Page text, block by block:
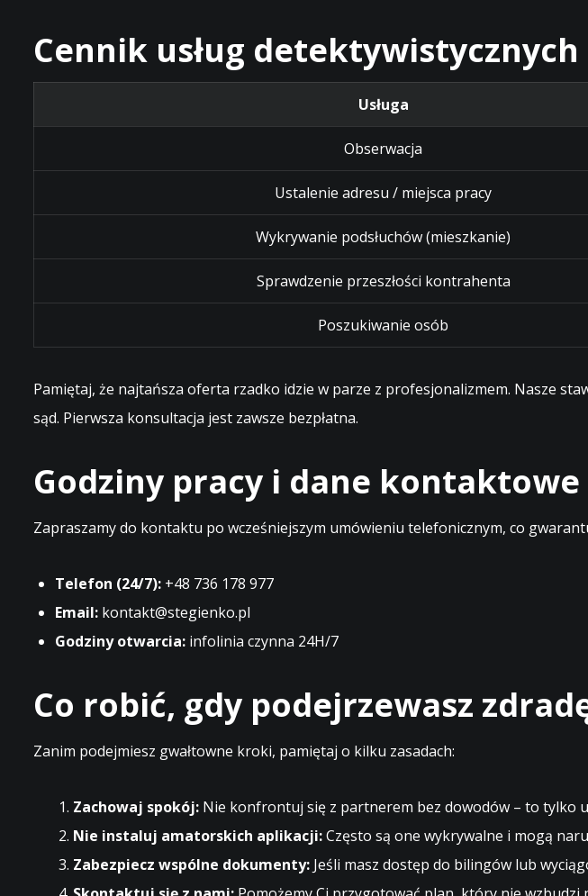
Cennik usług detektywistycznych
Usługa
Obserwacja
Ustalenie adresu / miejsca pracy
Wykrywanie podsłuchów (mieszkanie)
Sprawdzenie przeszłości kontrahenta
Poszukiwanie osób
Pamiętaj, że najtańsza oferta rzadko idzie w parze z profesjonalizmem. Nasze
sąd. Pierwsza konsultacja jest zawsze bezpłatna.
Godziny pracy i dane kontaktowe
Zapraszamy do kontaktu po wcześniejszym umówieniu telefonicznym, co
Telefon (24/7): +48 736 178 977
Email: kontakt@stegienko.pl
Godziny otwarcia: infolinia czynna 24H/7
Co robić, gdy podejrzewasz
Zanim podejmiesz gwałtowne kroki, pamiętaj o kilku zasadach:
Zachowaj spokój: Nie konfrontuj się z partnerem bez dowodów – to tylko
Nie instaluj amatorskich aplikacji:Często są one wykrywalne i mogą
Zabezpiecz wspólne dokumenty: Jeśli masz dostęp do bilingów lub